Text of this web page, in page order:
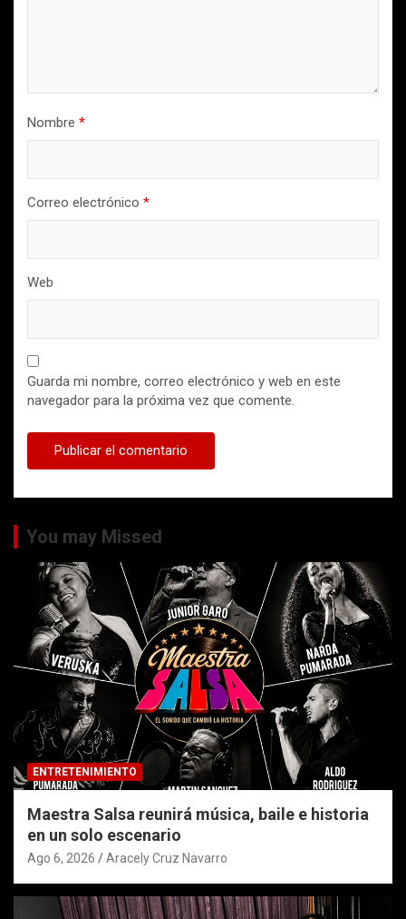
Nombre *
Correo electrónico *
Web
Guarda mi nombre, correo electrónico y web en este
navegador para la próxima vez que comente.
You may Missed
ENTRETENIMIENTO
Maestra Salsa reunirá música, baile e historia
en un solo escenario
Ago 6, 2026 Aracely Cruz Navarro